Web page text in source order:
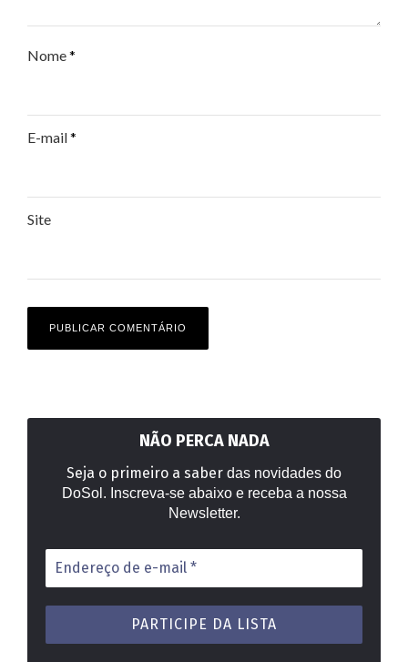
Nome*
E-mail*
Site
NÃO PERCA NADA
Seja o primeiro a saber das novidades do
DoSol. Inscreva-se abaixo e receba a nossa
Newsletter.
Endereço
de
e-
mail